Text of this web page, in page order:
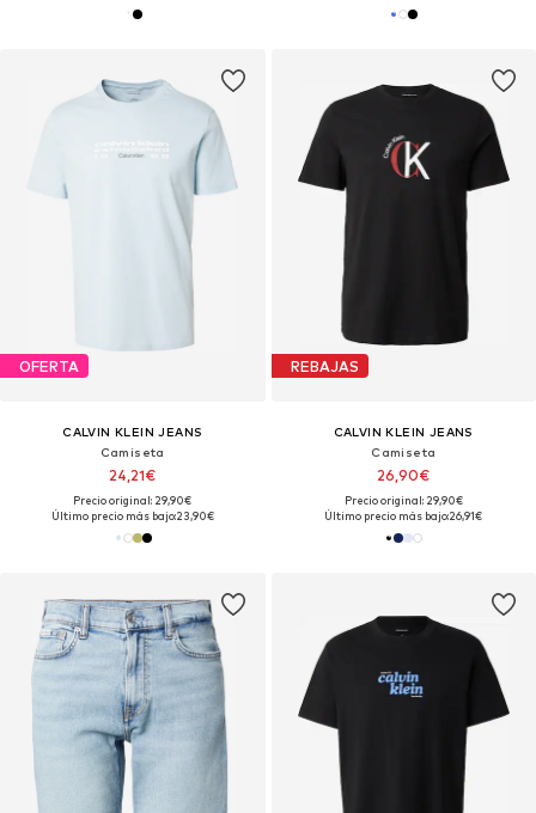
OFERTA
CALVIN KLEIN JEANS
Camiseta
24,21€
Precio original: 29,90€
Último precio más bajo:23,90€
REBAJAS
CALVIN KLEIN JEANS
Camiseta
26,90€
Precio original: 29,90€
Último precio más bajo:26,91€